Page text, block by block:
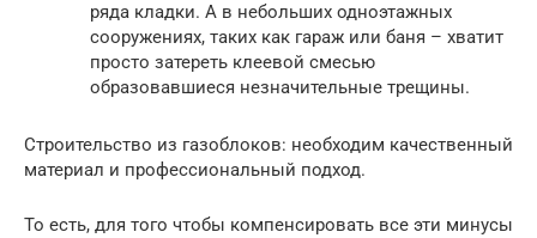
ряда кладки. А в небольших одноэтажных
сооружениях, таких как гараж или баня – хватит
просто затереть клеевой смесью
образовавшиеся незначительные трещины.
Строительство из газоблоков: необходим качественный
материал и профессиональный подход.
То есть, для того чтобы компенсировать все эти минусы